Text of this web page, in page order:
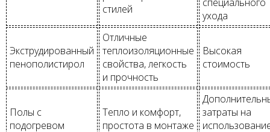
стилей
ухода
Экструдированный
пенополистирол
Отличные
теплоизоляционные
свойства, легкость
и прочность
Высокая
стоимость
Полы с
подогревом
Тепло и комфорт,
простота в монтаже
затраты на